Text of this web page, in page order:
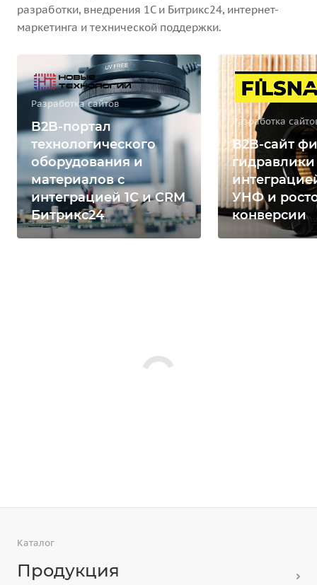
разработки, внедрения 1С и Битрикс24, интернет-
маркетинга и технической поддержки.
Разработка сайтов
B2B-портал
технологического
оборудования и
материалов с
интеграцией 1С и CRM
Битрикс24
Разработка
B2B-сайт
гидравлики
УНФ и
конверсии
Каталог
Продукция